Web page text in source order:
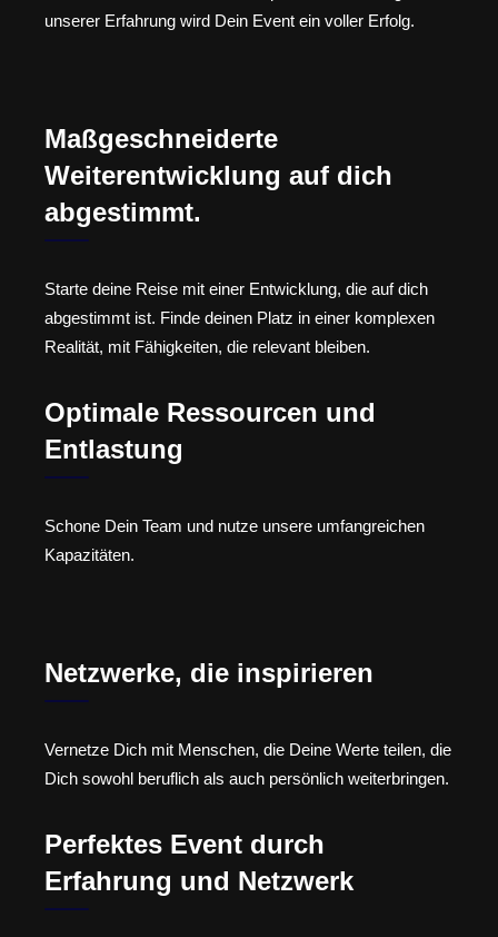
unserer Erfahrung wird Dein Event ein voller Erfolg.
Maßgeschneiderte
Weiterentwicklung auf dich
abgestimmt.
Starte deine Reise mit einer Entwicklung, die auf dich
abgestimmt ist. Finde deinen Platz in einer komplexen
Realität, mit Fähigkeiten, die relevant bleiben.
Optimale Ressourcen und
Entlastung
Schone Dein Team und nutze unsere umfangreichen
Kapazitäten.
Netzwerke, die inspirieren
Vernetze Dich mit Menschen, die Deine Werte teilen, die
Dich sowohl beruflich als auch persönlich weiterbringen.
Perfektes Event durch
Erfahrung und Netzwerk